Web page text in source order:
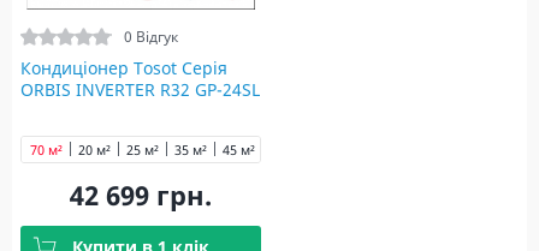
0 Відгук
Кондиціонер Tosot Серія
ORBIS INVERTER R32 GP-24SL
20 м² 25 м² 35 м² 45 м²
70 м²
42 699 грн.